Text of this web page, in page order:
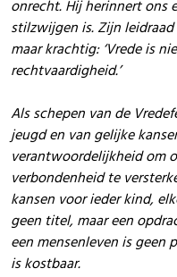
onrecht. Hij herinnert ons
stilzwijgen is. Zijn
maar krachtig: ‘Vrede is
rechtvaardigheid.’
Als schepen van de
jeugd en van gelijke
verantwoordelijkheid om
verbondenheid te
kansen voor ieder kind,
geen titel, maar een
een mensenleven is geen
is kostbaar.